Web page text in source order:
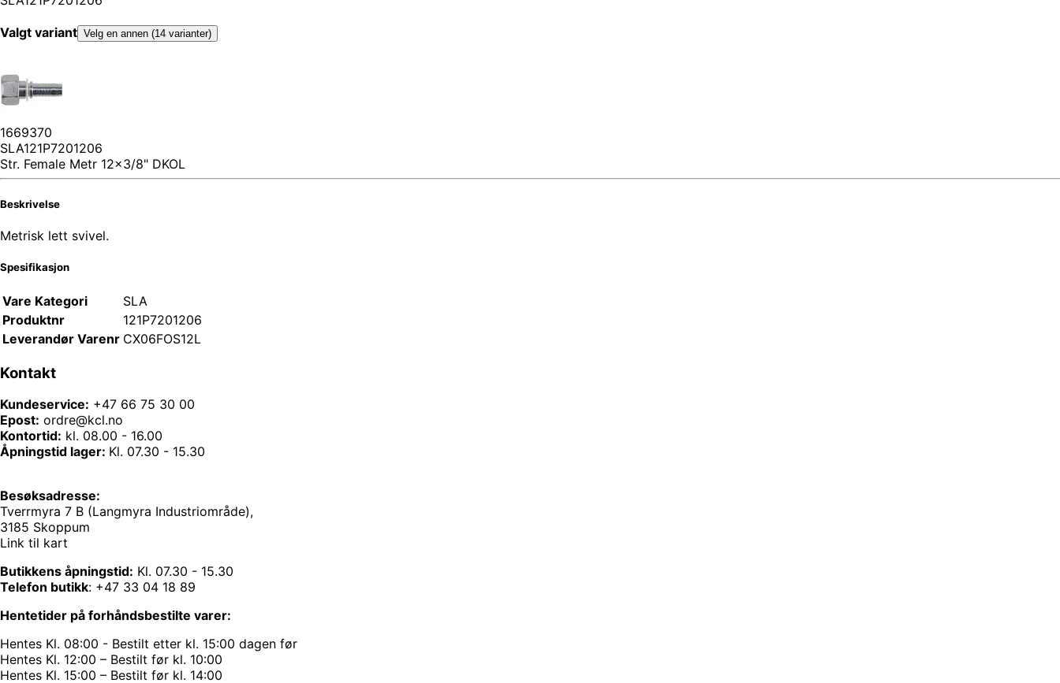
Valgt variant Velg en annen (14 varianter)
1669370
SLA121P7201206
Str. Female Metr 12x3/8" DKOL
Beskrivelse
Metrisk lett svivel.
Spesifikasjon
Vare Kategori
SLA
Produktnr
121P7201206
Leverandør Varenr CX06FOS12L
Kontakt
Kundeservice: +47 66 75 30 00
Epost: ordre@kcl.no
Kontortid: kl. 08.00 - 16.00
Åpningstid lager: Kl. 07.30 - 15.30
Besøksadresse:
Tverrmyra 7 B (Langmyra Industriområde),
3185 Skoppum
Link til kart
Butikkens åpningstid: Kl. 07.30 - 15.30
Telefon butikk: +47 33 04 18 89
Hentetider på forhåndsbestilte varer:
Hentes Kl. 08:00 - Bestilt etter kl. 15:00 dagen før
Hentes Kl. 12:00 – Bestilt før kl. 10:00
Hentes Kl. 15:00 – Bestilt før kl. 14:00